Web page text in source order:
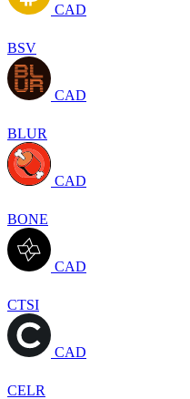
CAD
BSV
CAD
BLUR
CAD
BONE
CAD
CTSI
CAD
CELR